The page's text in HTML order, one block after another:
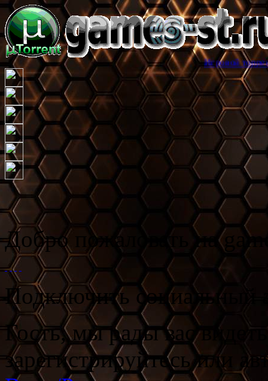
Игровой торрент трекер
Добро пожаловать на
Подключить социальный
Гость, мы рады вас
зарегистрируйтесь или